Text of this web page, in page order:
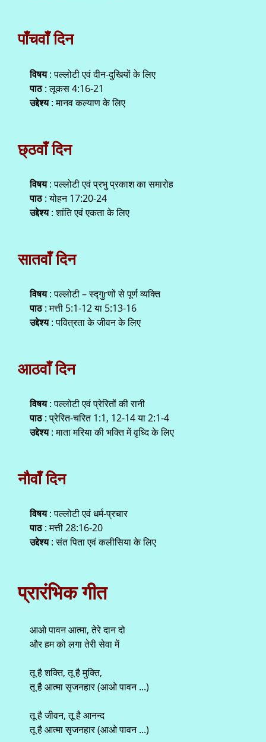
पाँचवाँ दिन
विषय: पल्लोटी एवं दीन-दुखियों के लिए
पाठ: लूकस 4:16-21
उद्देश्य: मानव कल्याण के लिए
छ्ठवाँ दिन
विषय: पल्लोटी एवं प्रभु प्रकाश का समारोह
पाठ: योहन 17:20-24
उद्देश्य: शांति एवं एकता के लिए
सातवाँ दिन
विषय: पल्लोटी – स्द्गुrणों से पूर्ण व्यक्ति
पाठ: मत्ती 5:1-12 या 5:13-16
उद्देश्य: पवित्रता के जीवन के लिए
आठवाँ दिन
विषय: पल्लोटी एवं प्रेरितों की रानी
पाठ: प्रेरित-चरित 1:1, 12-14 या 2:1-4
उद्देश्य: माता मरिया की भक्ति में वृध्दि के लिए
नौवाँ दिन
विषय: पल्लोटी एवं धर्म-प्रचार
पाठ: मत्ती 28:16-20
उद्देश्य: संत पिता एवं कलीसिया के लिए
प्रारंभिक गीत
आओ पावन आत्मा, तेरे दान दो
और हम को लगा तेरी सेवा में
तू है शक्ति, तू है मुक्ति,
तू है आत्मा सृजनहार (आओ पावन ...)
तू है जीवन, तू है आनन्द
तू है आत्मा सृजनहार (आओ पावन ...)